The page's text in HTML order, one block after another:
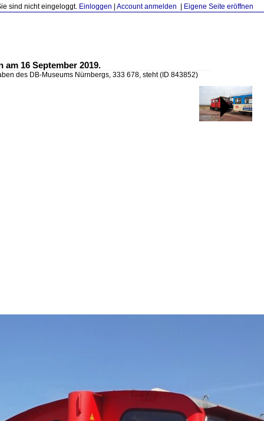
sind nicht eingeloggt. Einloggen Account anmelden Eigene Seite eröffnen
16 September 2019.
des DB-Museums Nürnbergs, 333 678, steht(ID 843852)